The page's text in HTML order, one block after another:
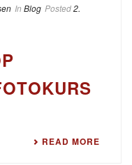
In Blog Posted2.
READ MORE